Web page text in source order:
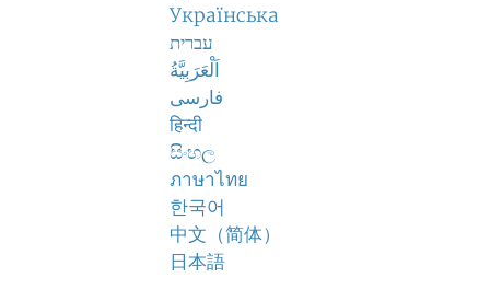
Українська
עברית
اَلْعَرَبِيَّةُ
فارسی
हिन्दी
සිංහල
ภาษาไทย
한국어
中文（简体）
日本語